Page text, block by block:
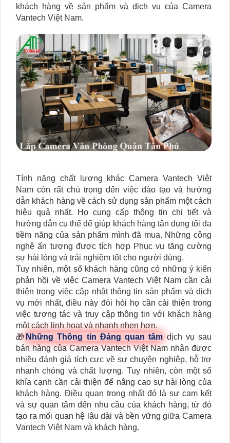
khách hàng về sản phẩm và dịch vụ của Camera
Vantech Việt Nam.
Tính năng chất lượng khác Camera Vantech Việt
Nam còn rất chú trọng đến việc đào tạo và hướng
dẫn khách hàng về cách sử dụng sản phẩm một cách
hiệu quả nhất. Họ cung cấp thông tin chi tiết và
hướng dẫn cụ thể để giúp khách hàng tận dụng tối đa
tiềm năng của sản phẩm mình đã mua. Những công
nghệ ấn tượng được tích hợp Phục vụ tăng cường
sự hài lòng và trải nghiệm tốt cho người dùng.
Tuy nhiên, một số khách hàng cũng có những ý kiến
phản hồi về việc Camera Vantech Việt Nam cần cải
thiện trong việc cập nhật thông tin sản phẩm và dịch
vụ mới nhất, điều này đòi hỏi họ cần cải thiện trong
việc tương tác và truy cập thông tin với khách hàng
một cách linh hoạt và nhanh nhẹn hơn.
🎁 Những Thông tin Đáng quan tâm dịch vụ sau
bán hàng của Camera Vantech Việt Nam nhận được
nhiều đánh giá tích cực về sự chuyên nghiệp, hỗ trợ
nhanh chóng và chất lượng. Tuy nhiên, còn một số
khía cạnh cần cải thiện để nâng cao sự hài lòng của
khách hàng. Điều quan trọng nhất đó là sự cam kết
và sự quan tâm đến nhu cầu của khách hàng, từ đó
tạo ra mối quan hệ lâu dài và bền vững giữa Camera
Vantech Việt Nam và khách hàng.